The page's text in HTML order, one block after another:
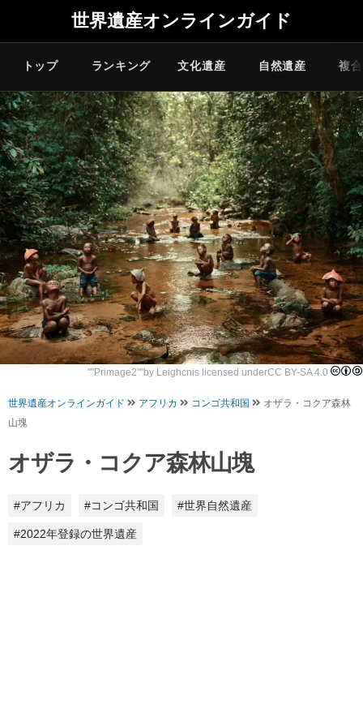
世界遺産オンラインガイド
トップ ランキング 文化遺産 自然遺産 複
""Primage2""by Leighcnis licensed underCC BY-SA 4.0
世界遺産オンラインガイド アフリカ コンゴ共和国
オザラ・コクア森林
山塊
オザラ・コクア森林山塊
#アフリカ #コンゴ共和国 #世界自然遺産
#2022年登録の世界遺産